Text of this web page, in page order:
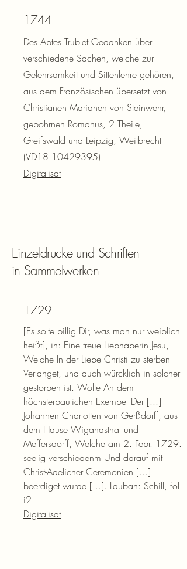
1744
Des Abtes Trublet Gedanken über
verschiedene Sachen, welche zur
Gelehrsamkeit und Sittenlehre gehören,
aus dem Französischen übersetzt von
Christianen Marianen von Steinwehr,
gebohrnen Romanus, 2 Theile,
Greifswald und Leipzig, Weitbrecht
(VD18 10429395).
Digitalisat
Einzeldrucke und Schriften
in Sammelwerken
1729
[Es solte billig Dir, was man nur weiblich
heißt], in: Eine treue Liebhaberin Jesu,
Welche In der Liebe Christi zu sterben
Verlanget, und auch würcklich in solcher
gestorben ist. Wolte An dem
höchsterbaulichen Exempel Der [...]
Johannen Charlotten von Gerßdorff, aus
dem Hause Wigandsthal und
Meffersdorff, Welche am 2. Febr. 1729.
seelig verschiedenm Und darauf mit
Christ-Adelicher Ceremonien [...]
beerdiget wurde [...]. Lauban: Schill, fol.
i2.
Digitalisat